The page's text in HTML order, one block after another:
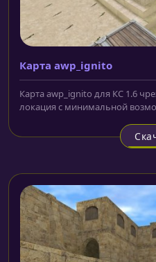
Карта awp_ignito
Карта awp_ignito для КС 1.6
локация с минимальной